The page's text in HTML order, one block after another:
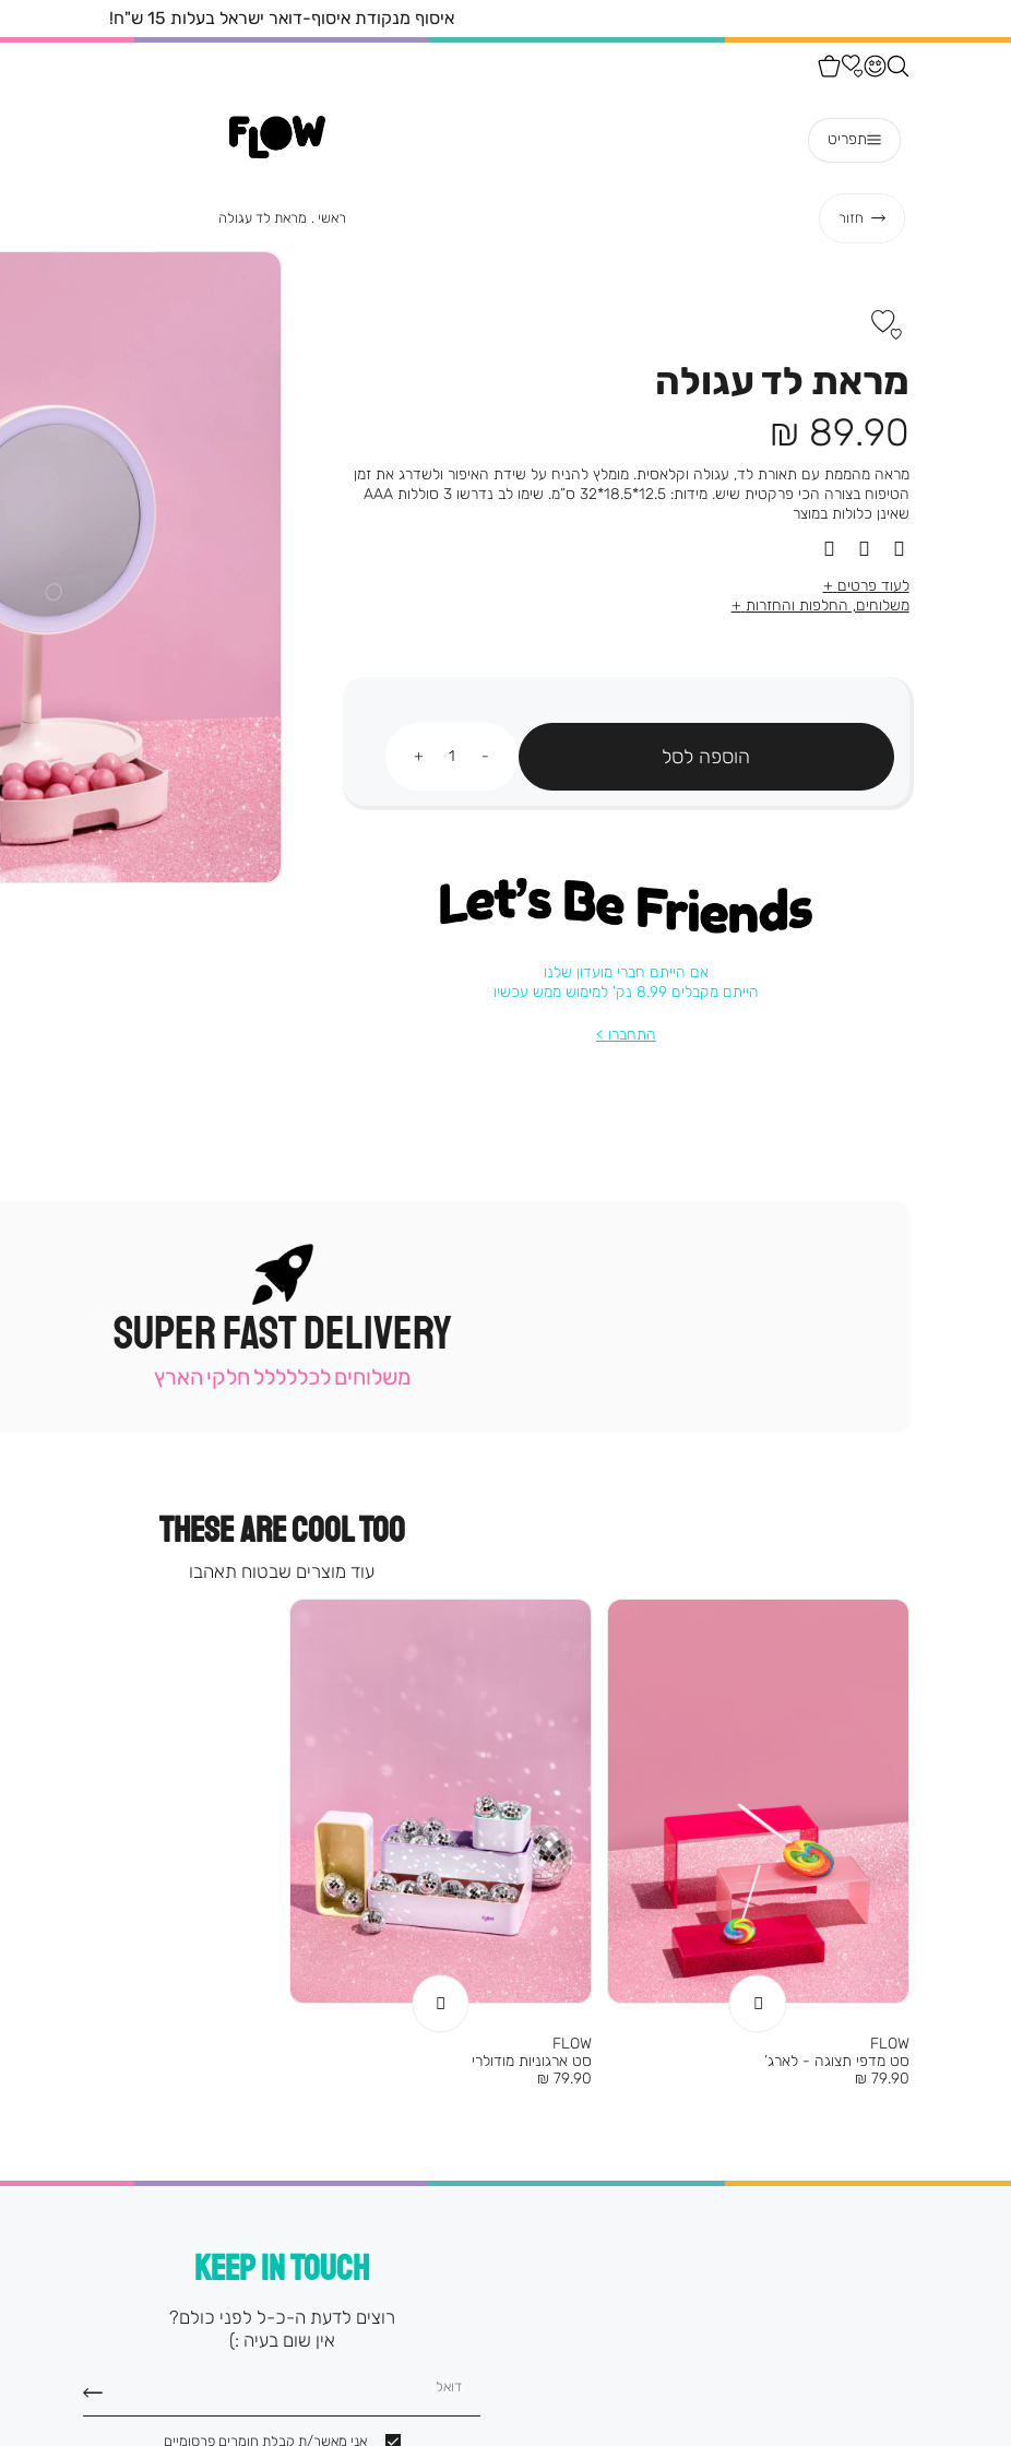
איסוף מנקודת איסוף-דואר ישראל בעלות 15 ש"ח!
תפריט
חזור ראשי ראשי
מראת לד עגולה
עגולה
מראת לד עגולה
מחיר
מוצר
89.90 ₪
מראה מהממת עם תאורת לד, עגולה וקלאסית. מומלץ להניח על שידת האיפור ולשדרג את זמן
הטיפוח בצורה הכי פרקטית שיש. מידות: 12.5*18.5*32 ס”מ. שימו לב נדרשו 3 סוללות AAA
שאינן כלולות במוצר
לעוד פרטים
משלוחים, החלפות והחזרות
הוספה לסל
Let's be friends
אם הייתם חברי מועדון שלנו
הייתם מקבלים 8.99 נק' למימוש ממש עכשיו
התחברו
|
תומכי
-
SUPER FAST DELIVERY
משלוחים לכללללל חלקי הארץ
THESE ARE COOL TOO
עוד מוצרים שבטוח תאהבו
FLOW
סט מדפי תצוגה - לארג’
מחיר
79.90 ₪
FLOW
סט ארגוניות מודולרי
מחיר
79.90 ₪
KEEP IN TOUCH
רוצים לדעת ה-כ-ל לפני כולם?
אין שום בעיה :)
דואל
אני מאשר/ת קבלת חומרים פרסומיים